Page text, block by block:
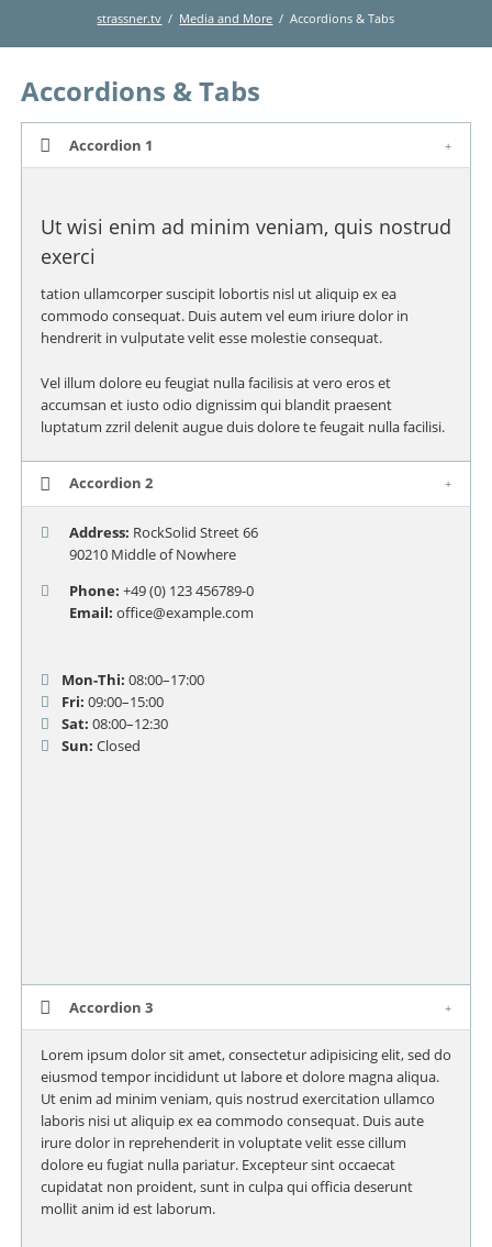
strassner.tv Media and More Accordions & Tabs
Accordions & Tabs
Accordion 1
Ut wisi enim ad minim veniam, quis nostrud
exerci
tation ullamcorper suscipit lobortis nisl ut aliquip ex ea
commodo consequat. Duis autem vel eum iriure dolor in
hendrerit in vulputate velit esse molestie consequat.
Vel illum dolore eu feugiat nulla facilisis at vero eros et
accumsan et iusto odio dignissim qui blandit praesent
luptatum zzril delenit augue duis dolore te feugait nulla facilisi.
Accordion 2
Address: RockSolid Street 66
90210 Middle of Nowhere
Phone: +49 (0) 123 456789-0
Email: office@example.com
Mon-Thi: 08:00–17:00
Fri: 09:00–15:00
Sat: 08:00–12:30
Sun: Closed
Accordion 3
Lorem ipsum dolor sit amet, consectetur adipisicing elit, sed do
eiusmod tempor incididunt ut labore et dolore magna aliqua.
Ut enim ad minim veniam, quis nostrud exercitation ullamco
laboris nisi ut aliquip ex ea commodo consequat. Duis aute
irure dolor in reprehenderit in voluptate velit esse cillum
dolore eu fugiat nulla pariatur. Excepteur sint occaecat
cupidatat non proident, sunt in culpa qui officia deserunt
mollit anim id est laborum.